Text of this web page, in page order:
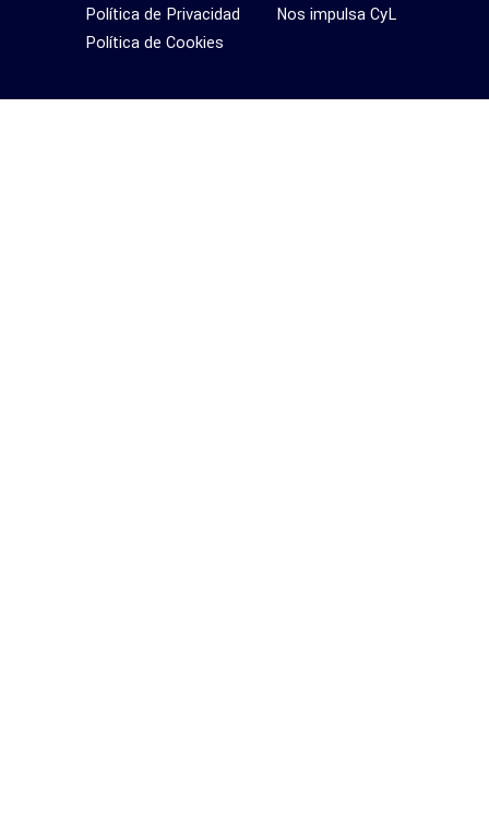
Nos impulsa CyL
Política de Privacidad
Política de Cookies